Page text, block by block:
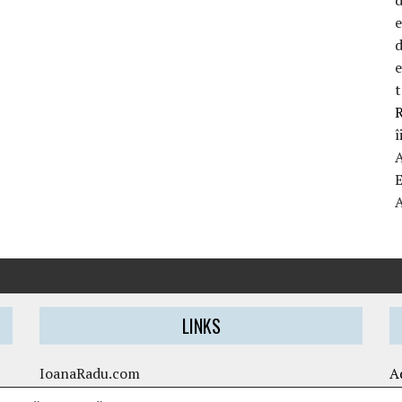
LINKS
IoanaRadu.com